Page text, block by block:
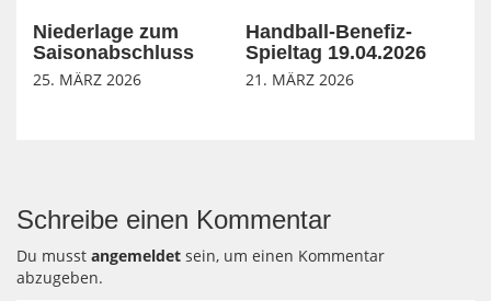
Niederlage zum
Saisonabschluss
25. MÄRZ 2026
Handball-Benefiz-
Spieltag 19.04.2026
21. MÄRZ 2026
Schreibe einen Kommentar
Du musst angemeldet sein, um einen Kommentar
abzugeben.